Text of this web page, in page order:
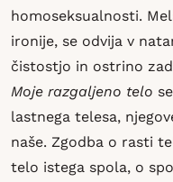
homoseksualnosti.
ironije, se odvija v
čistostjo in ostrino
Moje razgaljeno telo
lastnega telesa,
naše. Zgodba o rasti
telo istega spola, o